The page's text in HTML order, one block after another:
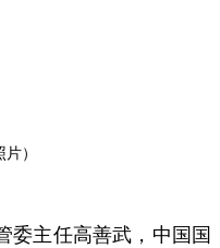
）
委主任高善武，中国国